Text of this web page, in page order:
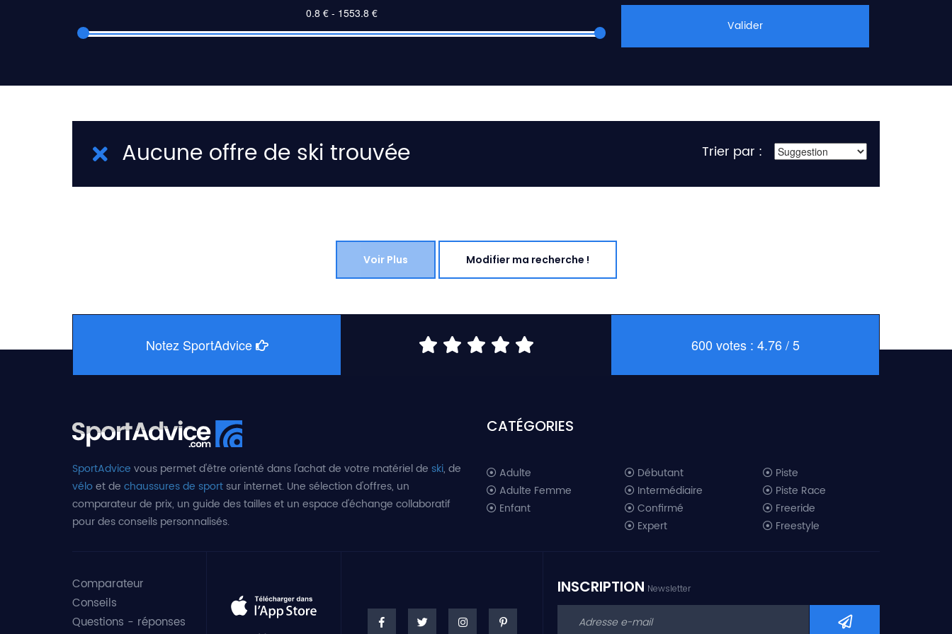
Valider
Aucune offre de ski trouvée Trier par :
Voir Plus Modifier ma recherche !
Notez SportAdvice 600 votes : 4.76 / 5
SportAdvice vous permet d'être orienté dans l'achat de votre matériel de ski, de
véloet de chaussures de sportsur internet. Une sélection d'offres, un
comparateur de prix, un guide des tailles et un espace d'échange collaboratif
pour des conseils personnalisés.
CATÉGORIES
Adulte
Adulte Femme
Enfant
Débutant
Intermédiaire
Confirmé
Expert
Piste
Piste Race
Freeride
Freestyle
Comparateur
Conseils
Questions - réponses
INSCRIPTION Newsletter